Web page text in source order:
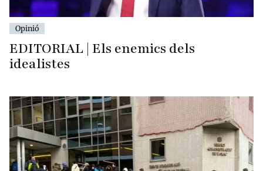
Opinió
EDITORIAL | Els enemics dels
idealistes